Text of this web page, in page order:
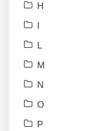
H
I
L
M
N
O
P